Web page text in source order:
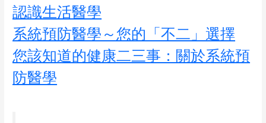
認識生活醫學
系統預防醫學～您的「不二」選擇
您該知道的健康二三事：關於系統預
防醫學